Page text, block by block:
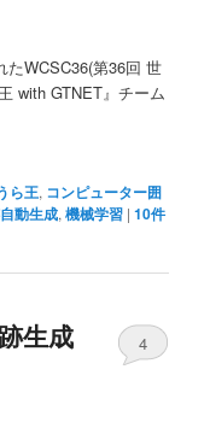
たWCSC36(第36回 世
with GTNET』チーム
ら王, コンピューター囲
動生成,機械学習 |10件
生成
4